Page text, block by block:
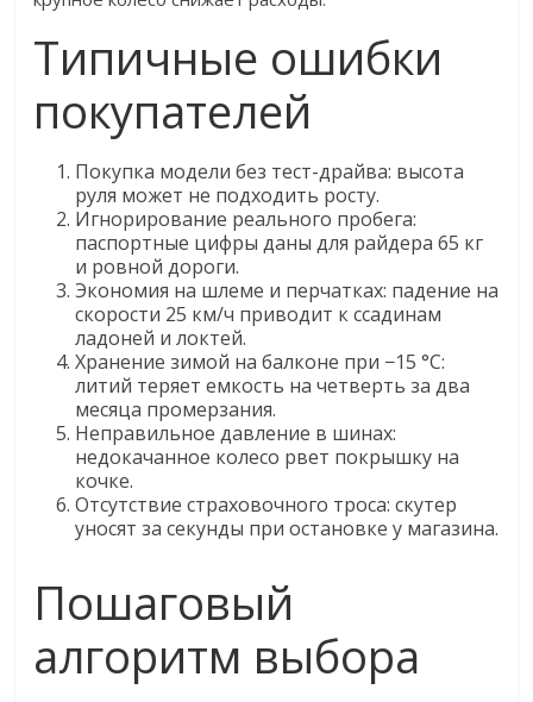
Типичные ошибки
покупателей
Покупка модели без тест-драйва: высота
руля может не подходить росту.
Игнорирование реального пробега:
паспортные цифры даны для райдера 65 кг
и ровной дороги.
Экономия на шлеме и перчатках: падение на
скорости 25 км/ч приводит к ссадинам
ладоней и локтей.
Хранение зимой на балконе при −15 °C:
литий теряет емкость на четверть за два
месяца промерзания.
Неправильное давление в шинах:
недокачанное колесо рвет покрышку на
кочке.
Отсутствие страховочного троса: скутер
уносят за секунды при остановке у магазина.
Пошаговый
алгоритм выбора